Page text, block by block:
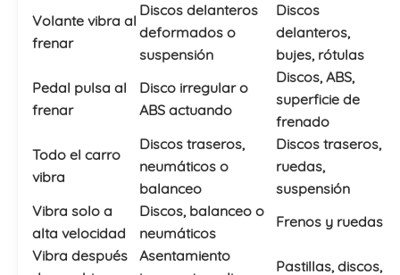
Volante vibra al
frenar
Discos delanteros
deformados o
suspensión
Discos
delanteros,
bujes, rótulas
Pedal pulsa al
frenar
Disco irregular o
ABS actuando
Discos, ABS,
superficie de
frenado
Todo el carro
vibra
Discos traseros,
neumáticos o
balanceo
Discos traseros,
ruedas,
suspensión
Vibra solo a
alta velocidad
Discos, balanceo o
neumáticos
Frenos y ruedas
Vibra después
Asentamiento
Pastillas, discos,